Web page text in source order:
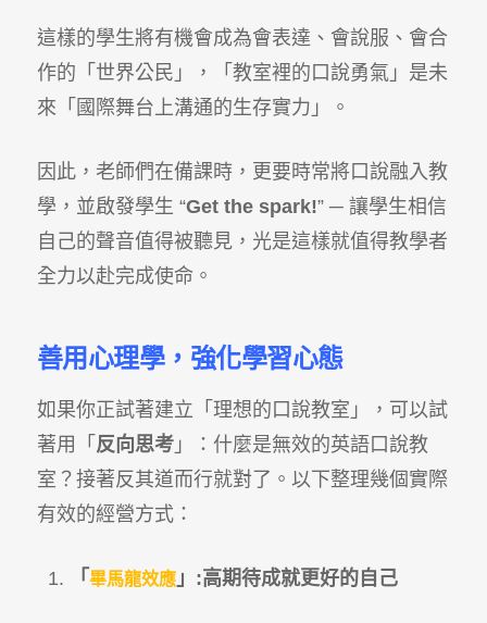
這樣的學生將有機會成為會表達、會說服、會合
作的「世界公民」，「教室裡的口說勇氣」是未
來「國際舞台上溝通的生存實力」。
因此，老師們在備課時，更要時常將口說融入教
學，並啟發學生 “Get the spark!” ─ 讓學生相信
自己的聲音值得被聽見，光是這樣就值得教學者
全力以赴完成使命。
善用心理學，強化學習心態
如果你正試著建立「理想的口說教室」，可以試
著用「 反向思考」：什麼是無效的英語口說教
室？接著反其道而行就對了。以下整理幾個實際
有效的經營方式：
「 畢馬龍效應」:高期待成就更好的自己